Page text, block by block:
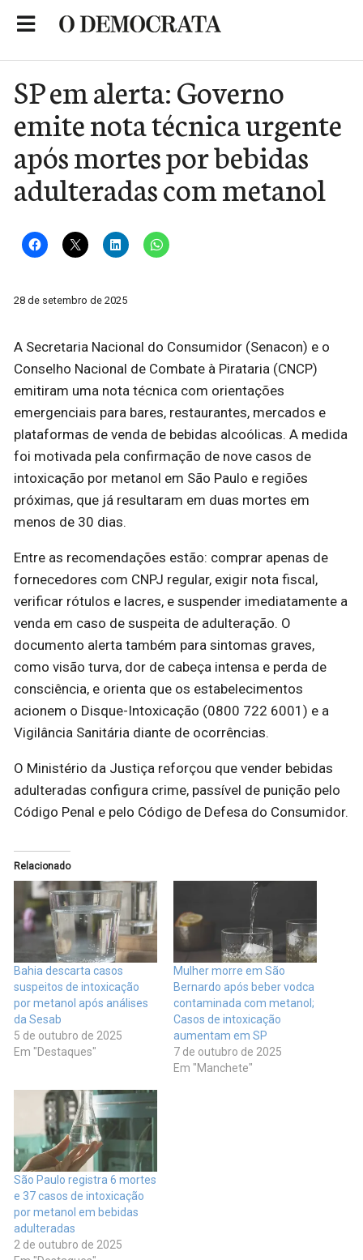
SP em alerta: Governo
emite nota técnica urgente
após mortes por bebidas
adulteradas com metanol
28 de setembro de 2025
A Secretaria Nacional do Consumidor (Senacon) e o
Conselho Nacional de Combate à Pirataria (CNCP)
emitiram uma nota técnica com orientações
emergenciais para bares, restaurantes, mercados e
plataformas de venda de bebidas alcoólicas. A medida
foi motivada pela confirmação de nove casos de
intoxicação por metanol em São Paulo e regiões
próximas, que já resultaram em duas mortes em
menos de 30 dias.
Entre as recomendações estão: comprar apenas de
fornecedores com CNPJ regular, exigir nota fiscal,
verificar rótulos e lacres, e suspender imediatamente a
venda em caso de suspeita de adulteração. O
documento alerta também para sintomas graves,
como visão turva, dor de cabeça intensa e perda de
consciência, e orienta que os estabelecimentos
acionem o Disque-Intoxicação (0800 722 6001) e a
Vigilância Sanitária diante de ocorrências.
O Ministério da Justiça reforçou que vender bebidas
adulteradas configura crime, passível de punição pelo
Código Penal e pelo Código de Defesa do Consumidor.
Relacionado
Bahia descarta casos
suspeitos de intoxicação
por metanol após análises
da Sesab
5 de outubro de 2025
Em "Destaques"
Mulher morre em São
Bernardo após beber vodca
contaminada com metanol;
Casos de intoxicação
aumentam em SP
7 de outubro de 2025
Em "Manchete"
São Paulo registra 6 mortes
e 37 casos de intoxicação
por metanol em bebidas
adulteradas
2 de outubro de 2025